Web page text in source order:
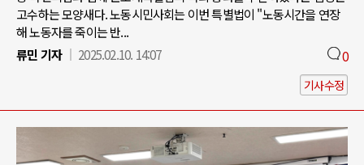
고수하는 모양새다. 노동시민사회는 이번 특별법이 "노동시간을 연장
해 노동자를 죽이는 반...
류민 기자
2025.02.10. 14:07 0
기사수정